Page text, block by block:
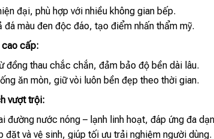
đại, phù hợp với nhiều không gian bếp.
đá màu đen độc đáo, tạo điểm nhấn thẩm mỹ.
cấp:
đồng thau chắc chắn, đảm bảo độ bền dài lâu.
ăn mòn, giữ vòi luôn bền đẹp theo thời gian.
vượt trội:
đường nước nóng – lạnh linh hoạt, đáp ứng đa
đặt và vệ sinh, giúp tối ưu trải nghiệm người dùng.